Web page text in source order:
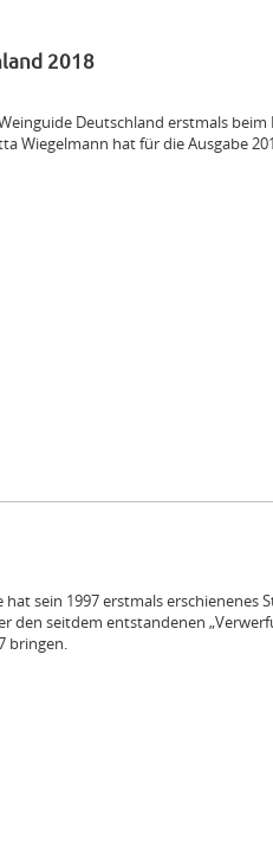
2018
Deutschland erstmals
Wiegelmann hat für die Ausgabe
sein 1997 erstmals erschienenes
den seitdem entstandenen
bringen.